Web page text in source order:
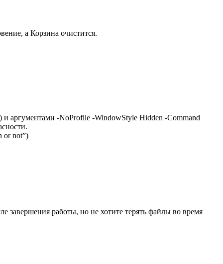
а Корзина очистится.
и аргументами -NoProfile -WindowStyle Hidden -Command
or not”)
завершения работы, но не хотите терять файлы во время